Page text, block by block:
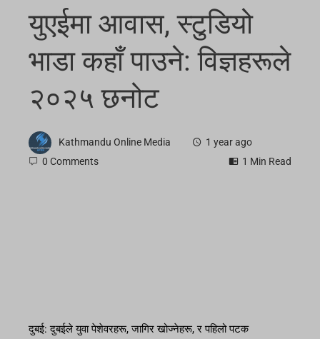
युएईमा आवास, स्टुडियो
भाडा कहाँ पाउने: विज्ञहरूले
२०२५ छनोट
Kathmandu Online Media
1 year ago
0 Comments
1 Min Read
दुबई: दुबईले युवा पेशेवरहरू, जागिर खोज्नेहरू, र पहिलो पटक